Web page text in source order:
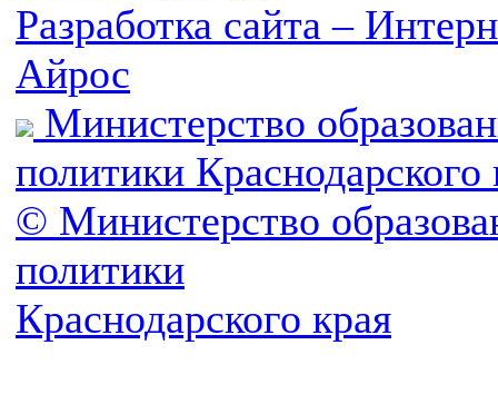
Разработка сайта –
Айрос
Министерство
политики Краснодарского
© Министерство
политики
Краснодарского края